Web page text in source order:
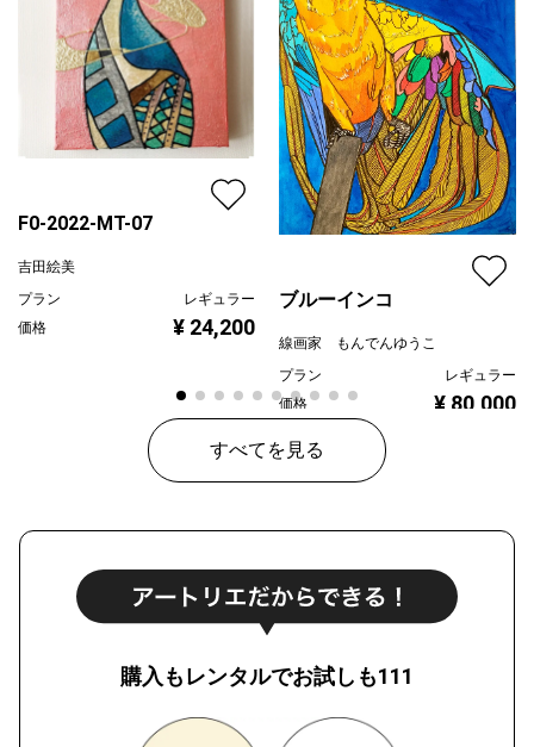
F0-2022-MT-07
吉田絵美
プラン
レギュラー
価格
¥ 24,200
ブルーインコ
線画家 もんでんゆうこ
プラン
レギュラー
価格
¥ 80,000
すべてを見る
購入もレンタルでお試しも111